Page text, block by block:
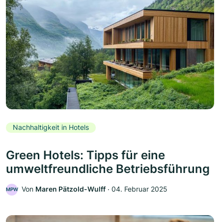
Nachhaltigkeit in Hotels
Green Hotels: Tipps für eine
umweltfreundliche Betriebsführung
MPW Von Maren Pätzold-Wulff ‧ 04. Februar 2025